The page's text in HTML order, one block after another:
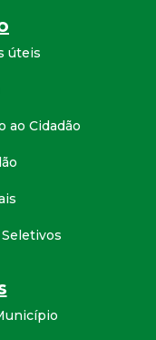
úteis
ao Cidadão